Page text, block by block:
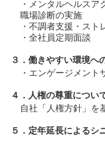
・メンタルヘルスア
職場診断の実施
・不調者支援・ス
・全社員定期面談
３．働きやすい環境へ
・エンゲージメント
４．人権の尊重につい
自社「人権方針」を
５．定年延長によるシ